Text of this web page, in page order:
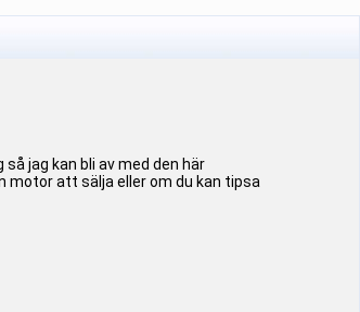
jag kan bli av med den här
motor att sälja eller om du kan tipsa